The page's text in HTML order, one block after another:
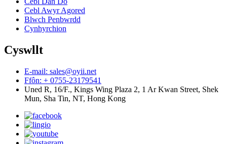
Cebl Awyr Agored
Blwch Penbwrdd
Cynhyrchion
Cyswllt
E-mail: sales@oyii.net
Ffôn: + 0755-23179541
Uned R, 16/F., Kings Wing Plaza 2, 1 Ar Kwan Street, Shek
Mun, Sha Tin, NT, Hong Kong